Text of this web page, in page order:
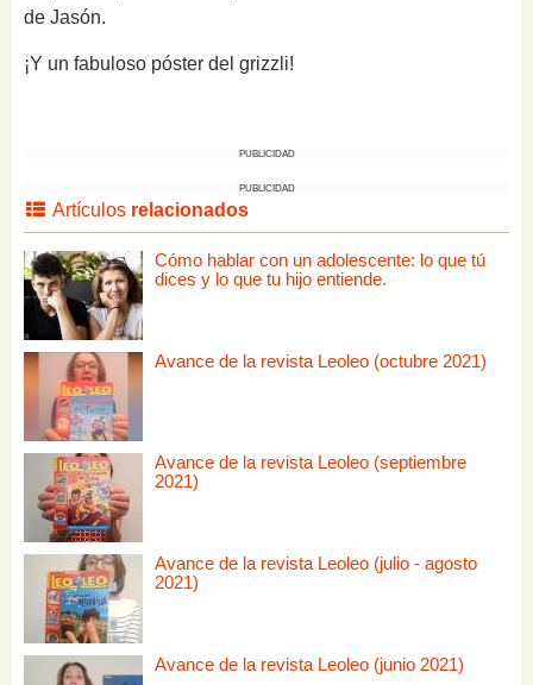
de Jasón.
¡Y un fabuloso póster del grizzli!
PUBLICIDAD
PUBLICIDAD
Artículos relacionados
Cómo hablar con un adolescente: lo que tú
dices y lo que tu hijo entiende.
Avance de la revista Leoleo (octubre 2021)
Avance de la revista Leoleo (septiembre
2021)
Avance de la revista Leoleo (julio - agosto
2021)
Avance de la revista Leoleo (junio 2021)